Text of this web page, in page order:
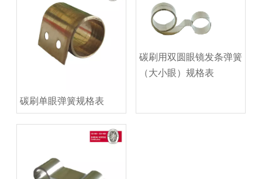
碳刷单眼弹簧规格表
碳刷用双圆眼镜发条弹簧
（大小眼）规格表